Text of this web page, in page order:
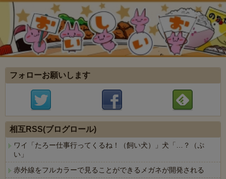
フォローお願いします
相互RSS(ブログロール)
ワイ「たろー仕事行ってくるね！（飼い犬）」犬「…？（ぷ
い」
赤外線をフルカラーで見ることができるメガネが開発される